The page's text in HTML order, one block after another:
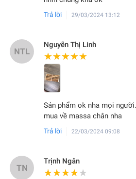
Trả lời 29/03/2024 13:12
NTL
Nguyễn Thị Linh
★★★★★
★★★★★
Sản phẩm ok nha mọi
mua về massa chân nha
Trả lời 22/03/2024 09:08
TN
Trịnh Ngân
★★★★★
★★★★★